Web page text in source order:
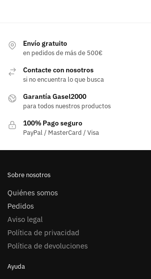
Envío gratuito
en pedidos de más de 500€
Contacte con nosotros
si no encuentra lo que busca
Garantía Gasel2000
para todos nuestros productos
100% Pago seguro
PayPal / MasterCard / Visa
Sobre nosotros
Quiénes somos
Pedidos
Aviso legal
Política de privacidad
Política de devoluciones
Ayuda